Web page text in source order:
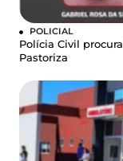
POLICIAL
Polícia Civil
Pastoriza